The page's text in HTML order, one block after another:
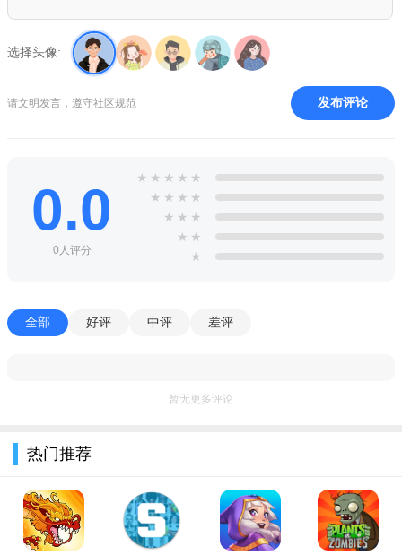
vg58sad5
sn74saq6
hb45sqe8
nj452sqe
se85sdq4
3、最后只需要输入相应兑换码，并点击领取即可。
选择头像:
请文明发言，遵守社区规范 发布评论
0.0
0人评分
★ ★ ★ ★ ★
★ ★ ★ ★
★ ★ ★
★ ★
★
全部 好评 中评 差评
暂无更多评论
热门推荐